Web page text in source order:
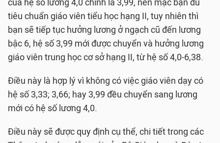
của hệ số lương 4,0 chính là 3,99, nên mặc bạn đủ
tiêu chuẩn giáo viên tiểu học hạng II, tuy nhiên thì
bạn sẽ tiếp tục hưởng lương ở ngạch cũ đến lương
bậc 6, hệ số 3,99 mới được chuyển và hưởng lương
giáo viên trung học cơ sở hạng II, từ hệ số 4,0-6,38.
Điều này là hợp lý vì không có việc giáo viên dạy có
hệ số 3,33; 3,66; hay 3,99 đều chuyển sang lương
mới có hệ số lương 4,0.
Điều này sẽ được quy định cụ thể, chi tiết trong các